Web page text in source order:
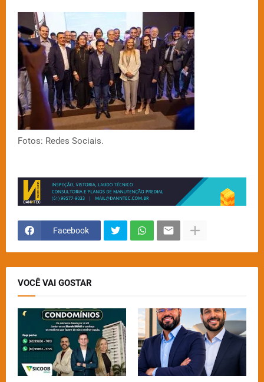
Fotos: Redes Sociais.
Facebook
VOCÊ VAI GOSTAR